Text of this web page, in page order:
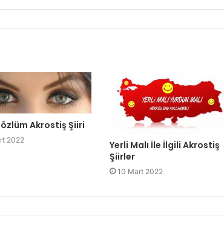
Akrostiş Şiiri
2022
Yerli Malı İle İlgili Akrostiş
Şiirler
10 Mart 2022